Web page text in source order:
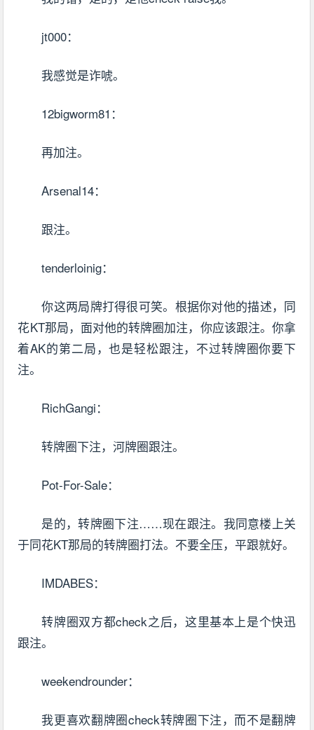
jt000：
我感觉是诈唬。
12bigworm81：
再加注。
Arsenal14：
跟注。
tenderloinig：
你这两局牌打得很可笑。根据你对他的描述，同
花KT那局，面对他的转牌圈加注，你应该跟注。你拿
着AK的第二局，也是轻松跟注，不过转牌圈你要下
注。
RichGangi：
转牌圈下注，河牌圈跟注。
Pot-For-Sale：
是的，转牌圈下注……现在跟注。我同意楼上关
于同花KT那局的转牌圈打法。不要全压，平跟就好。
IMDABES：
转牌圈双方都check之后，这里基本上是个快迅
跟注。
weekendrounder：
我更喜欢翻牌圈check转牌圈下注，而不是翻牌